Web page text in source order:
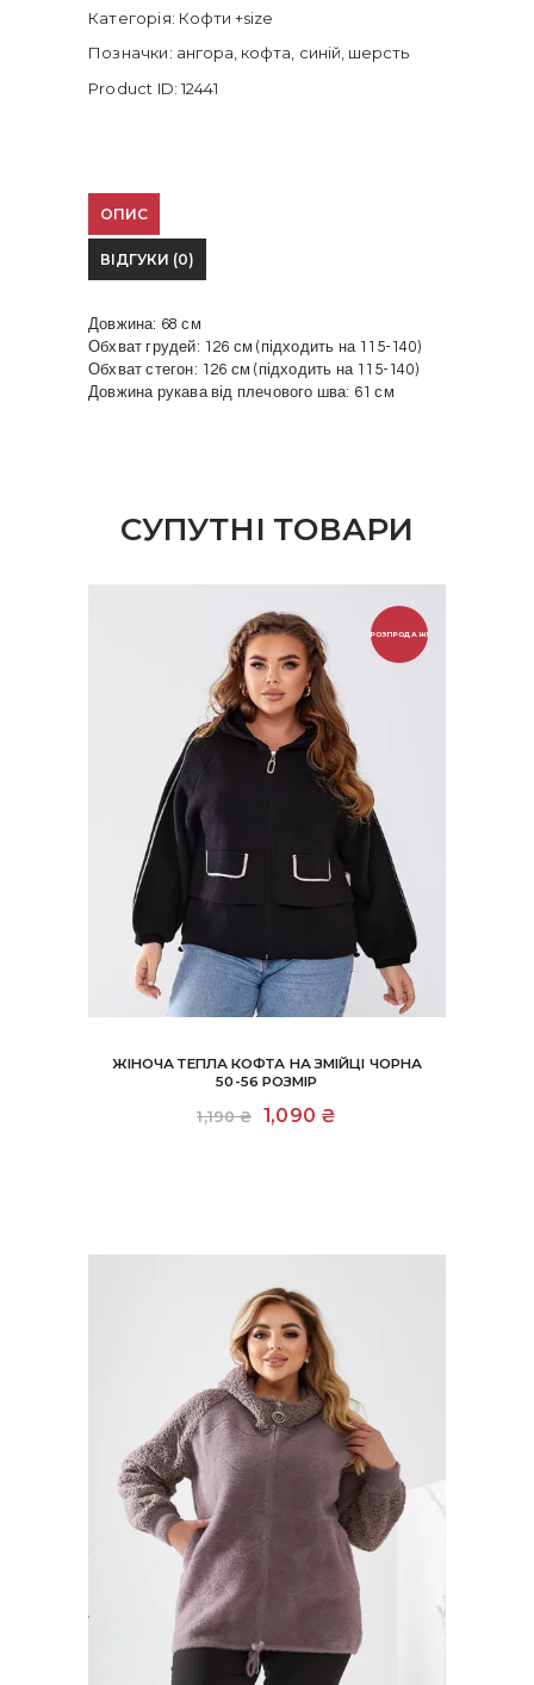
Категорія: Кофти +size
Позначки: ангора, кофта, синій, шерсть
Product ID:12441
ОПИС
ВІДГУКИ (0)
Довжина: 68 см
Обхват грудей: 126 см (підходить на 115-140)
Обхват стегон: 126 см (підходить на 115-140)
Довжина рукава від плечового шва: 61 см
СУПУТНІ ТОВАРИ
РОЗПРОДАЖ!
ЖІНОЧА ТЕПЛА КОФТА НА ЗМІЙЦІ ЧОРНА
50-56 РОЗМІР
1,190₴
Оригінальна
1,090 ₴